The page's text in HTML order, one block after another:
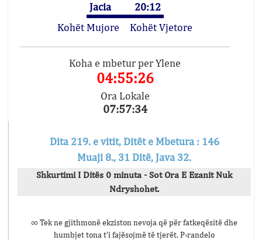
Jacia
20:12
Kohët Mujore
Kohët Vjetore
Koha e mbetur per Ylene
04:55:26
Ora Lokale
07:57:34
Dita 219. e vitit, Ditët e Mbetura : 146
Muaji 8., 31 Ditë, Java 32.
Shkurtimi I Ditës 0 minuta - Sot Ora E Ezanit Nuk
Ndryshohet.
∞ Tek ne gjithmonë ekziston nevoja që për fatkeqësitë dhe
humbjet tona t’i fajësojmë të tjerët. P›randelo